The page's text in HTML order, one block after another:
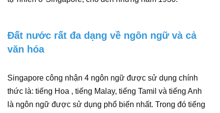
Đất nước rất đa dạng về ngôn ngữ và cả
văn hóa
Singapore công nhận 4 ngôn ngữ được sử dụng chính
thức là: tiếng Hoa , tiếng Malay, tiếng Tamil và tiếng Anh
là ngôn ngữ được sử dụng phổ biến nhất. Trong đó tiếng